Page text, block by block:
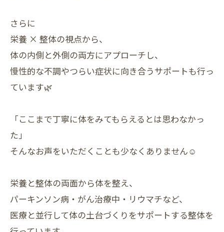
さらに
栄養 × 整体の視点から、
体の内側と外側の両方にアプローチし、
慢性的な不調やつらい症状に向き合うサポートも行っ
ています🌿
「ここまで丁寧に体をみてもらえるとは思わなかっ
た」
そんなお声をいただくことも少なくありません☺️
栄養と整体の両面から体を整え、
パーキンソン病・がん治療中・リウマチなど、
医療と並行して体の土台づくりをサポートする整体を